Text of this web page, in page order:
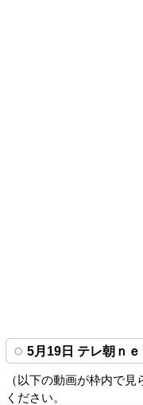
5月19日 テレ朝ｎｅ
（以下の動画が枠内で見
ください。